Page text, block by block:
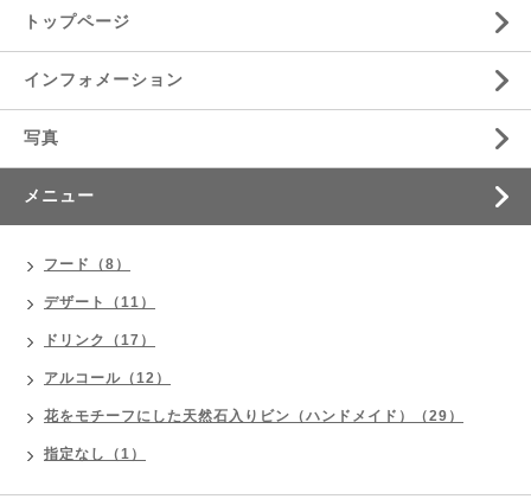
トップページ
インフォメーション
写真
メニュー
フード（8）
デザート（11）
ドリンク（17）
アルコール（12）
花をモチーフにした天然石入りビン（ハンドメイド）（29）
指定なし（1）